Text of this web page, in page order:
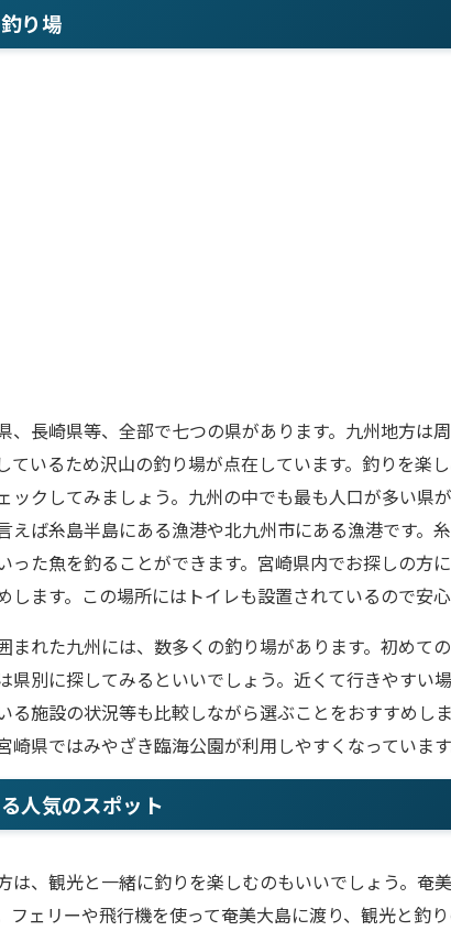
り場
、長崎県等、全部で七つの県があります。九州地方は
ているため沢山の釣り場が点在しています。釣りを楽
ックしてみましょう。九州の中でも最も人口が多い県
えば糸島半島にある漁港や北九州市にある漁港です。
った魚を釣ることができます。宮崎県内でお探しの方
します。この場所にはトイレも設置されているので安心
まれた九州には、数多くの釣り場があります。初めて
県別に探してみるといいでしょう。近くて行きやすい
る施設の状況等も比較しながら選ぶことをおすすめし
崎県ではみやざき臨海公園が利用しやすくなっています
人気のスポット
は、観光と一緒に釣りを楽しむのもいいでしょう。奄
フェリーや飛行機を使って奄美大島に渡り、観光と釣